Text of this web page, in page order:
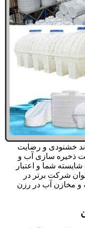
خشنودی و رضایت
ذخیره سازی آب و
شما و اعتبار
شرکت برتر در
مخازن آب در رزن